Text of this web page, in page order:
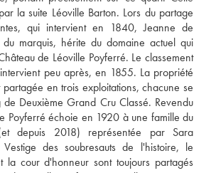
la suite Léoville Barton. Lors du partage
qui intervient en 1840, Jeanne de
marquis, hérite du domaine actuel qui
de Léoville Poyferré. Le classement
peu après, en 1855. La propriété
en trois exploitations, chacune se
Deuxième Grand Cru Classé. Revendu
Poyferré échoie en 1920 à une famille du
depuis 2018) représentée par Sara
Vestige des soubresauts de l'histoire, le
la cour d'honneur sont toujours partagés